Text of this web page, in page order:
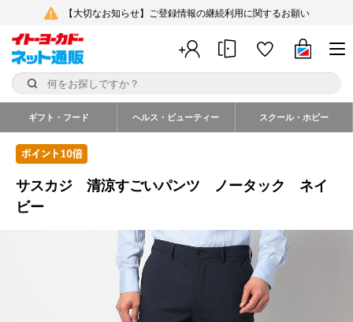
【大切なお知らせ】ご登録情報の継続利用に関するお願い
ギフト・フード ヘルス・ビューティー スクール・ホビー
サスカジ 清涼すごいパンツ ノータック ネイ
ビー